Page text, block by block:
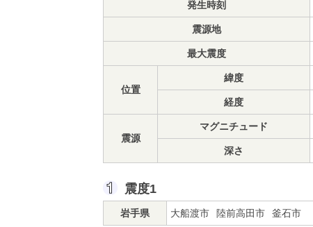
発生時刻
震源地
最大震度
位置
緯度
経度
震源
マグニチュード
深さ
震度1
岩手県 大船渡市 陸前高田市 釜石市